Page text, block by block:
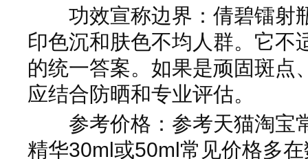
功效宣称边界：倩碧镭射
印色沉和肤色不均人群。它不
的统一答案。如果是顽固斑点
应结合防晒和专业评估。
参考价格：参考天猫淘宝
精华30ml或50ml常见价格多